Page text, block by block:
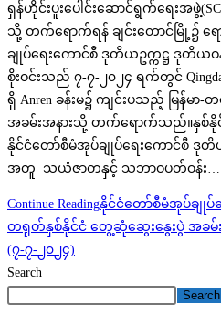
ရှန်ဟိုင်းပူးပေါင်းဆောင်ရွက်ရေးအဖွဲ့
သို့ တက်ရောက်ရန် ချင်းတောင်မြို့၌
ချုပ်ရေးကောင်စီ ဒုတိယဥက္ကဋ္ဌ ဒုတိယ
စိုးဝင်းသည် ၇-၇-၂၀၂၄ ရက်တွင် Qingdao
ရှိ Anren ခန်းမ၌ ကျင်းပသည့် မြန်မ
အခမ်းအနားသို့ တက်ရောက်သည်။နှစ်နို
နိုင်ငံတော်စီမံအုပ်ချုပ်ရေးကောင်စီ ဒုတိ
အတူ သယံဇာတနှင့် သဘာဝပတ်ဝန်း…
Continue Readingနိုင်ငံတော်စီမံအုပ်ချုပ်
တရုတ်နှစ်နိုင်ငံ တွေ့ဆုံဆွေးနွေးပွဲ အခ
(၇-၇-၂၀၂၄)
Search
Search